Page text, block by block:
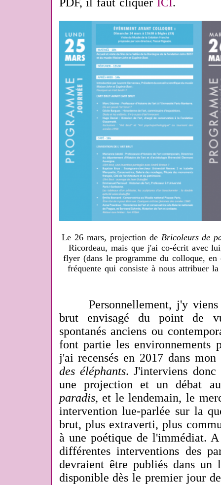
PDF, il faut cliquer ICI.
Le 26 mars, projection de Bricoleurs de
Ricordeau, mais que j'ai co-écrit avec
flyer (dans le programme du colloque,
fréquente qui consiste à nous attribuer
Personnellement, j'y viens
brut envisagé du point de
spontanés anciens ou
font partie les environnements
j'ai recensés en 2017 dans
des éléphants. J'interviens
une projection et un débat
paradis, et le lendemain, le
intervention lue-parlée sur la
brut, plus extraverti, plus
à une poétique de l'immédiat.
différentes interventions des
devraient être publiés dans
disponible dès le premier jour